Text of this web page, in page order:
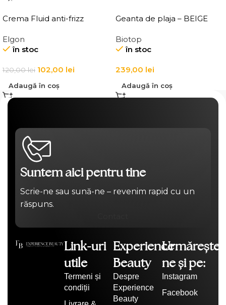
Crema Fluid anti-frizz
Slick Anti-Frizz Fluid
Elgon
în stoc
120,00lei 102,00 lei
Adaugă în coș
Geanta de plaja – BEIGE
Biotop
în stoc
239,00 lei
Adaugă în coș
Suntem aici pentru tine
Scrie-ne sau sună-ne – revenim rapid cu un
răspuns.
Link-uri
utile
Termeni și
condiții
Experience
Beauty
Despre
Experience
Beauty
Urmărește-
ne și pe:
Instagram
Facebook